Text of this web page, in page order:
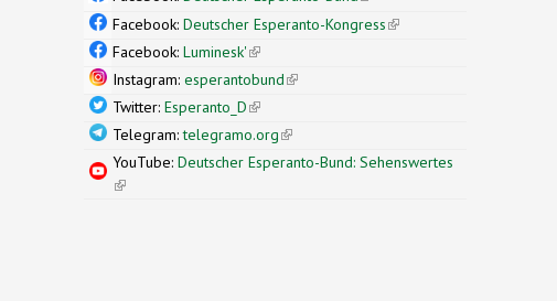
Facebook:Deutscher Esperanto-Kongress(link is external)
Facebook:Luminesk'(link is external)
Instagram:esperantobund(link is external)
Twitter:Esperanto_D(link is external)
Telegram:telegramo.org(link is external)
YouTube:Deutscher Esperanto-Bund: Sehenswertes
(link is external)